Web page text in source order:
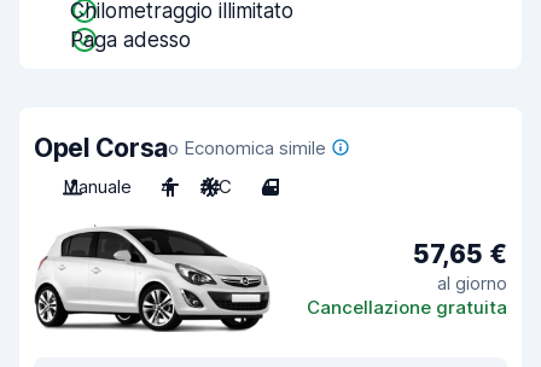
Chilometraggio illimitato
Paga adesso
Opel Corsao Economica simile
Manuale
4 A/C 4
57,65 €
al giorno
Cancellazione gratuita